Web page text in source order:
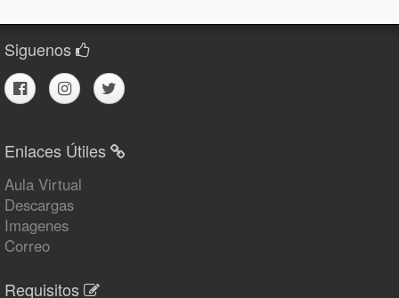
Siguenos
Enlaces Útiles
Aula Virtual
Descargas
Imagenes
Correo
Requisitos